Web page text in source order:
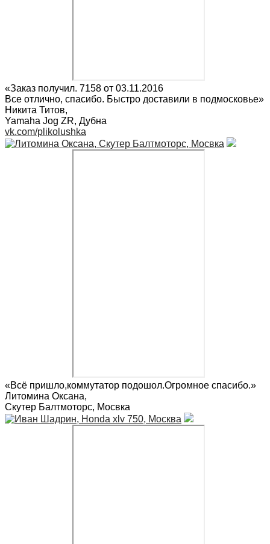
«Заказ получил. 7158 от 03.11.2016
Все отлично, спасибо. Быстро доставили в подмосковье»
Никита Титов,
Yamaha Jog ZR, Дубна
vk.com/plikolushka
«Всё пришло,коммутатор подошол.Огромное спасибо.»
Литомина Оксана,
Скутер Балтмоторс, Мосвка